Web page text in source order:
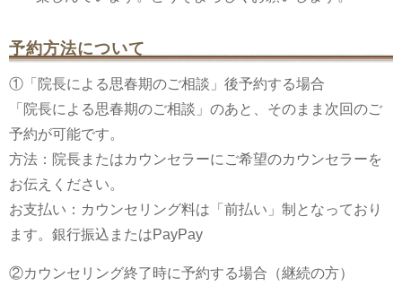
予約方法について
①「院長による思春期のご相談」後予約する場合
「院長による思春期のご相談」のあと、そのまま次回のご
予約が可能です。
方法：院長またはカウンセラーにご希望のカウンセラーを
お伝えください。
お支払い：カウンセリング料は「前払い」制となっており
ます。銀行振込またはPayPay
②カウンセリング終了時に予約する場合（継続の方）